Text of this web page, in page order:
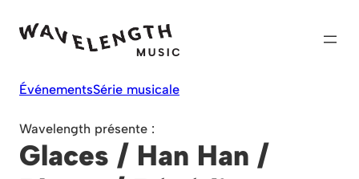
ÉvénementsSérie musicale
Wavelength présente :
Glaces / Han Han /